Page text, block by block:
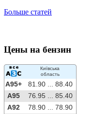
Больше статей
Цены на бензин
Київська
область
A95+ 81.90 ...
88.40
A95
76.95 ...
85.40
A92
78.90 ...
78.90